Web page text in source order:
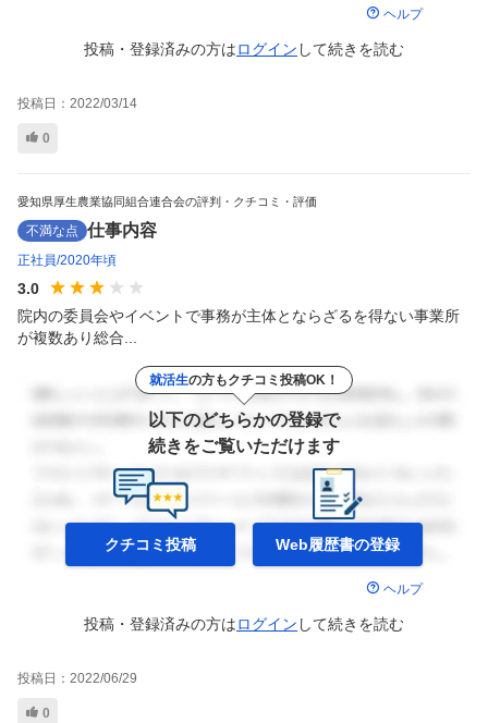
ヘルプ
投稿・登録済みの方はログイン して続きを読む
投稿日： 2022/03/14
0
愛知県厚生農業協同組合連合会の評判・クチコミ・評価
不満な点 仕事内容
正社員 2020年頃
3.0
院内の委員会やイベントで事務が主体とならざるを得ない事業所
が複数あり総合...
就活生の方もクチコミ投稿OK！
以下のどちらかの登録で
続きをご覧いただけます
クチコミ投稿 Web履歴書の登録
ヘルプ
投稿・登録済みの方はログイン して続きを読む
投稿日： 2022/06/29
0